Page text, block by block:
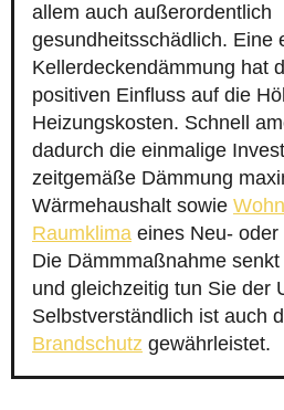
allem auch außerordentlich
gesundheitsschädlich. Eine
Kellerdeckendämmung hat
positiven Einfluss auf die
Heizungskosten. Schnell
dadurch die einmalige
zeitgemäße Dämmung
Wärmehaushalt sowie
Raumklima eines Neu-
Die Dämmmaßnahme
und gleichzeitig tun Sie der
Selbstverständlich ist auch
Brandschutz gewährleistet.